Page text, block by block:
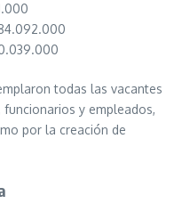
todas las vacantes
y empleados,
por la creación de